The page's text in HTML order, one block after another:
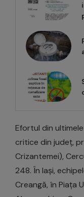
Efortul din
critice din județ,
Crizantemei),
248. În Iași,
Creangă, în Piața